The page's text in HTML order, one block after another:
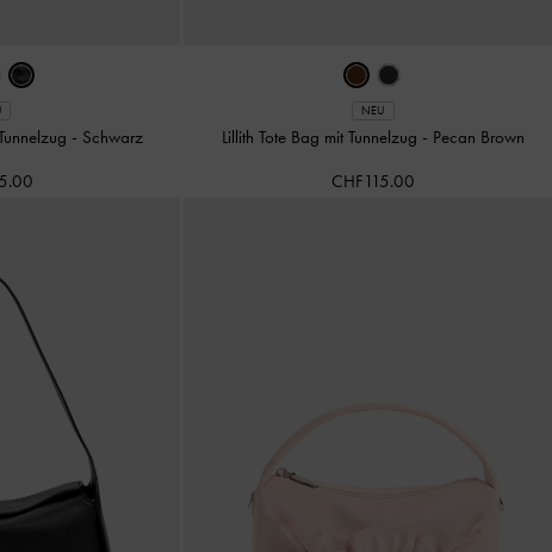
- Schwarz
NEU
Lillith Tote Bag mit Tunnelzug - Pecan Brown
CHF115.00